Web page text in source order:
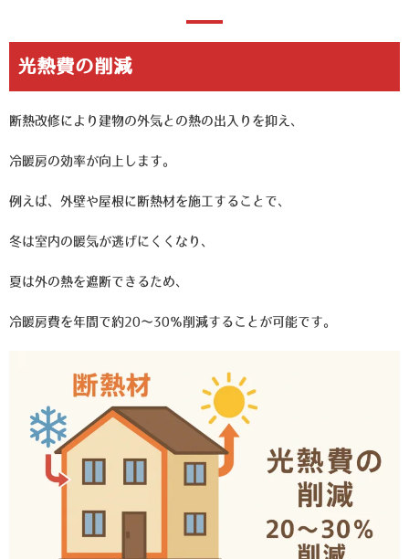
光熱費の削減
断熱改修により建物の外気との熱の出入りを抑え、
冷暖房の効率が向上します。
例えば、外壁や屋根に断熱材を施工することで、
冬は室内の暖気が逃げにくくなり、
夏は外の熱を遮断できるため、
冷暖房費を年間で約20～30％削減することが可能です。